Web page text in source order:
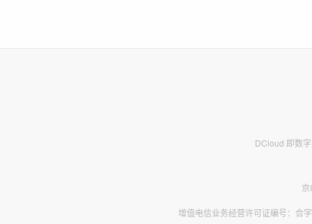
DCloud 即数
增值电信业务经营许可证编号：合